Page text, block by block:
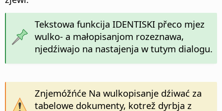
Tekstowa funkcija IDENTISKI přeco mjez
wulko- a małopisanjom rozeznawa,
njedźiwajo na nastajenja w tutym dialogu.
Znjemóžńće Na wulkopisanje dźiwać za
tabelowe dokumenty, kotrež dyrbja z